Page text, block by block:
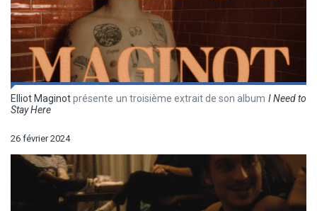
Elliot Maginotprésente un troisième extrait de son album I Need to
Stay Here
26 février 2024